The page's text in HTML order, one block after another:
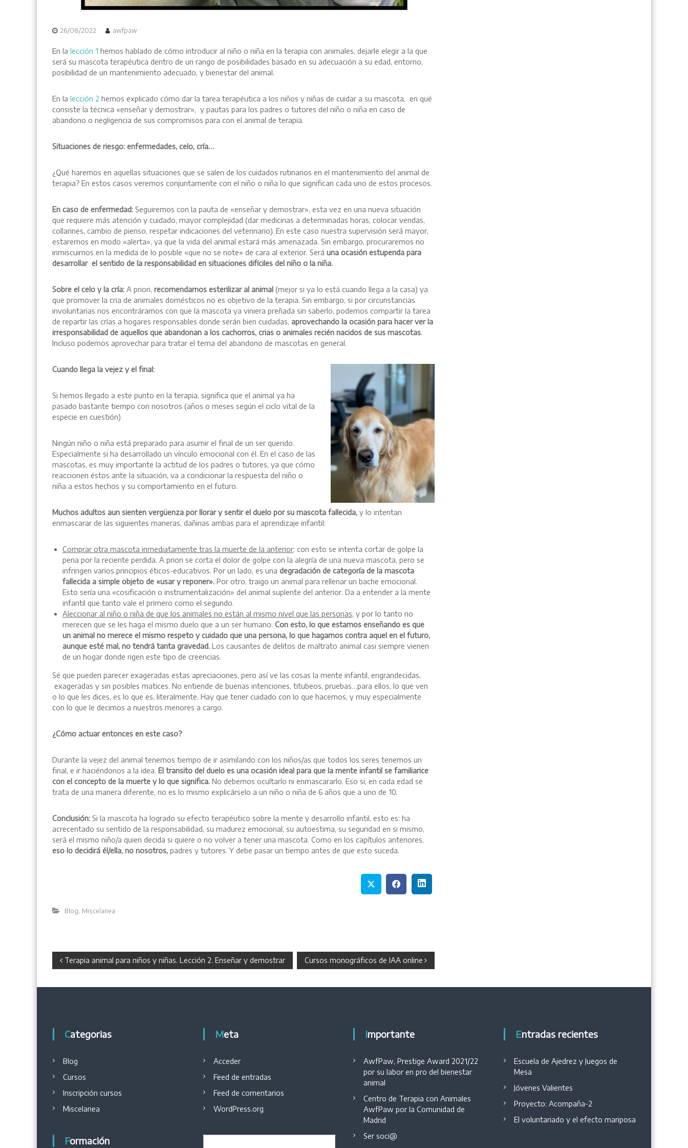
26/08/2022 awfpaw
En la lección 1 hemos hablado de cómo introducir al niño o niña en la terapia con animales, dejarle elegir a la que
será su mascota terapéutica dentro de un rango de posibilidades basado en su adecuación a su edad, entorno,
posibilidad de un mantenimiento adecuado, y bienestar del animal.
En la lección 2 hemos explicado cómo dar la tarea terapéutica a los niños y niñas de cuidar a su mascota, en qué
consiste la técnica «enseñar y demostrar», y pautas para los padres o tutores del niño o niña en caso de
abandono o negligencia de sus compromisos para con el animal de terapia.
Situaciones de riesgo: enfermedades, celo, cría…
¿Qué haremos en aquellas situaciones que se salen de los cuidados rutinarios en el mantenimiento del animal de
terapia? En estos casos veremos conjuntamente con el niño o niña lo que significan cada uno de estos procesos.
En caso de enfermedad: Seguiremos con la pauta de «enseñar y demostrar», esta vez en una nueva situación
que requiere más atención y cuidado, mayor complejidad (dar medicinas a determinadas horas, colocar vendas,
collarines, cambio de pienso, respetar indicaciones del veterinario). En este caso nuestra supervisión será mayor,
estaremos en modo «alerta», ya que la vida del animal estará más amenazada. Sin embargo, procuraremos no
inmiscuirnos en la medida de lo posible «que no se note» de cara al exterior. Será una ocasión estupenda para
desarrollar el sentido de la responsabilidad en situaciones difíciles del niño o la niña.
Sobre el celo y la cría: A priori, recomendamos esterilizar al animal (mejor si ya lo está cuando llega a la casa) ya
que promover la cria de animales domésticos no es objetivo de la terapia. Sin embargo, si por circunstancias
involuntarias nos encontráramos con que la mascota ya viniera preñada sin saberlo, podemos compartir la tarea
de repartir las crías a hogares responsables donde serán bien cuidadas, aprovechando la ocasión para hacer ver la
irresponsabilidad de aquellos que abandonan a los cachorros, crias o animales recién nacidos de sus mascotas.
Incluso podemos aprovechar para tratar el tema del abandono de mascotas en general.
Cuando llega la vejez y el final:
Si hemos llegado a este punto en la terapia, significa que el animal ya ha
pasado bastante tiempo con nosotros (años o meses según el ciclo vital de la
especie en cuestión)
Ningún niño o niña está preparado para asumir el final de un ser querido.
Especialmente si ha desarrollado un vínculo emocional con él. En el caso de las
mascotas, es muy importante la actitud de los padres o tutores, ya que cómo
reaccionen éstos ante la situación, va a condicionar la respuesta del niño o
niña a estos hechos y su comportamiento en el futuro.
Muchos adultos aun sienten vergüenza por llorar y sentir el duelo por su mascota fallecida, y lo intentan
enmascarar de las siguientes maneras, dañinas ambas para el aprendizaje infantil:
Comprar otra mascota inmediatamente tras la muerte de la anterior: con esto se intenta cortar de golpe la
pena por la reciente perdida. A priori se corta el dolor de golpe con la alegría de una nueva mascota, pero se
infringen varios principios éticos-educativos. Por un lado, es una degradación de categoría de la mascota
fallecida a simple objeto de «usar y reponer». Por otro, traigo un animal para rellenar un bache emocional.
Esto sería una «cosificación o instrumentalización» del animal suplente del anterior. Da a entender a la mente
infantil que tanto vale el primero como el segundo.
Aleccionar al niño o niña de que los animales no están al mismo nivel que las personas, y por lo tanto no
merecen que se les haga el mismo duelo que a un ser humano: Con esto, lo que estamos enseñando es que
un animal no merece el mismo respeto y cuidado que una persona, lo que hagamos contra aquel en el futuro,
aunque esté mal, no tendrá tanta gravedad. Los causantes de delitos de maltrato animal casi siempre vienen
de un hogar donde rigen este tipo de creencias.
Sé que pueden parecer exageradas estas apreciaciones, pero así ve las cosas la mente infantil, engrandecidas,
exageradas y sin posibles matices. No entiende de buenas intenciones, titubeos, pruebas…para ellos, lo que ven
o lo que les dices, es lo que es, literalmente. Hay que tener cuidado con lo que hacemos, y muy especialmente
con lo que le decimos a nuestros menores a cargo.
¿Cómo actuar entonces en este caso?
Durante la vejez del animal tenemos tiempo de ir asimilando con los niños/as que todos los seres tenemos un
final, e ir haciéndonos a la idea. El transito del duelo es una ocasión ideal para que la mente infantil se familiarice
con el concepto de la muerte y lo que significa. No debemos ocultarlo ni enmascararlo. Eso si, en cada edad se
trata de una manera diferente, no es lo mismo explicárselo a un niño o niña de 6 años que a uno de 10.
Conclusión: Si la mascota ha logrado su efecto terapéutico sobre la mente y desarrollo infantil, esto es: ha
acrecentado su sentido de la responsabilidad, su madurez emocional, su autoestima, su seguridad en si mismo,
será el mismo niño/a quien decida si quiere o no volver a tener una mascota. Como en los capítulos anteriores,
eso lo decidirá él/ella, no nosotros, padres y tutores. Y debe pasar un tiempo antes de que esto suceda.
Blog, Miscelanea
N
a
e
g
a
c
Terapia animal para niños y niñas. Lección 2. Enseñar y demostrar Cursos monográficos de IAA online
Categorias
Blog
Cursos
Inscripción cursos
Miscelanea
Formación
Meta
Acceder
Feed de entradas
Feed de comentarios
WordPress.org
Importante
AwfPaw, Prestige Award 2021/22
por su labor en pro del bienestar
animal
Centro de Terapia con Animales
AwfPaw por la Comunidad de
Madrid
Ser soci@
Entradas recientes
Escuela de Ajedrez y Juegos de
Mesa
Jóvenes Valientes
Proyecto: Acompaña-2
El voluntariado y el efecto mariposa